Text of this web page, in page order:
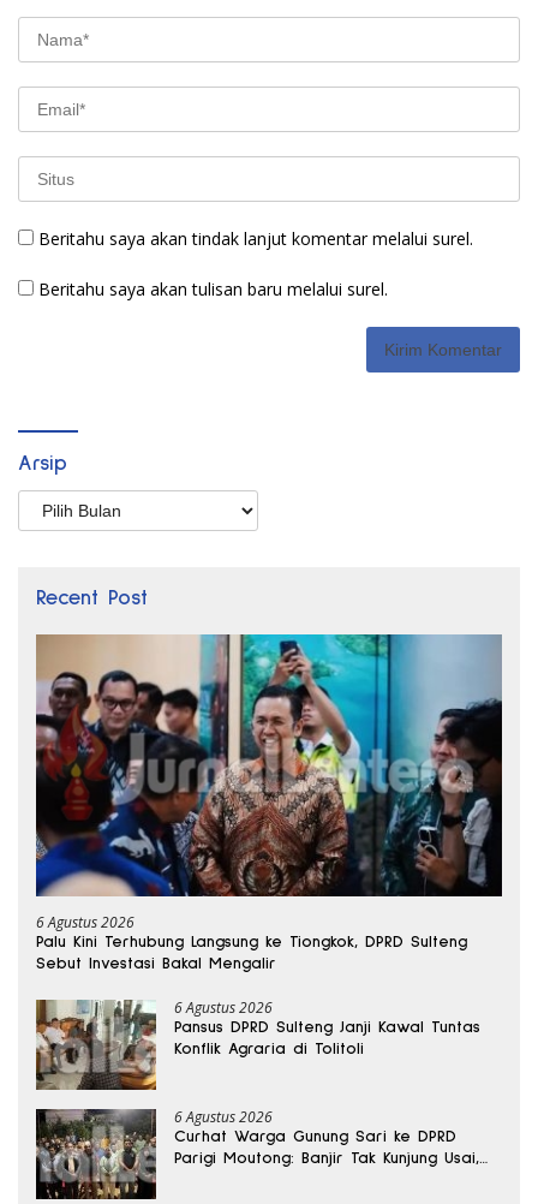
Beritahu saya akan tindak lanjut komentar melalui surel.
Beritahu saya akan tulisan baru melalui surel.
Arsip
Arsip
Recent Post
6 Agustus 2026
Palu Kini Terhubung Langsung ke Tiongkok, DPRD Sulteng
Sebut Investasi Bakal Mengalir
6 Agustus 2026
Pansus DPRD Sulteng Janji Kawal Tuntas
Konflik Agraria di Tolitoli
6 Agustus 2026
Curhat Warga Gunung Sari ke DPRD
Parigi Moutong: Banjir Tak Kunjung Usai,